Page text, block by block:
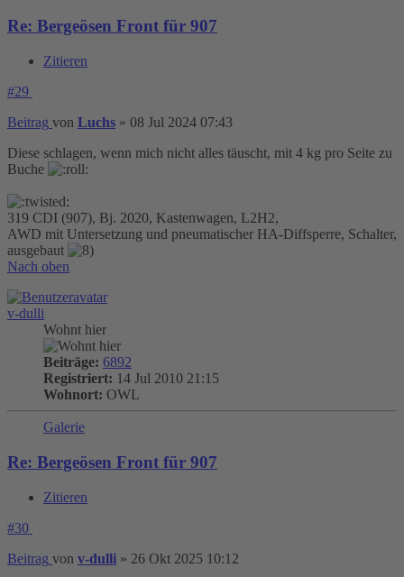
Re: Bergeösen Front für 907
Zitieren
#29
Beitrag von Luchs » 08 Jul 2024 07:43
Diese schlagen, wenn mich nicht alles täuscht, mit 4 kg pro Seite zu
Buche
319 CDI (907), Bj. 2020, Kastenwagen, L2H2,
AWD mit Untersetzung und pneumatischer HA-Diffsperre, Schalter,
ausgebaut
Nach oben
v-dulli
Wohnt hier
Beiträge: 6892
Registriert: 14 Jul 2010 21:15
Wohnort: OWL
Galerie
Re: Bergeösen Front für 907
Zitieren
#30
Beitrag von v-dulli » 26 Okt 2025 10:12